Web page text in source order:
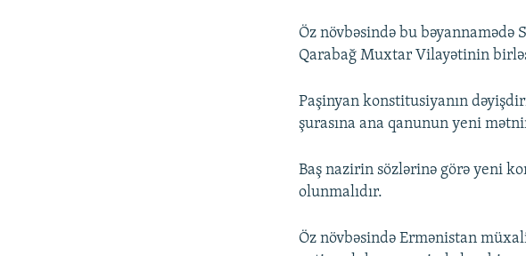
Öz növbəsində bu bəyannamədə
Qarabağ Muxtar Vilayətinin
Paşinyan konstitusiyanın
şurasına ana qanunun yeni
Baş nazirin sözlərinə görə yeni
olunmalıdır.
Öz növbəsində Ermənistan